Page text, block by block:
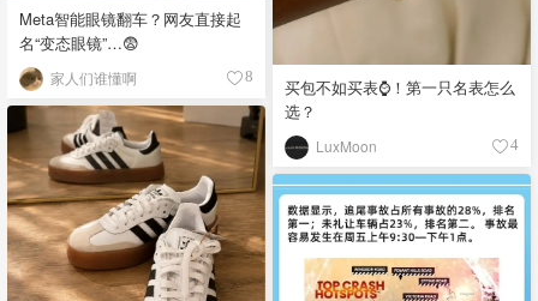
买包不如买表⌚️！第一只名表怎么
选？
LuxMoon 4
Meta智能眼镜翻车？网友直接起
名“变态眼镜”…😨
家人们谁懂啊 8